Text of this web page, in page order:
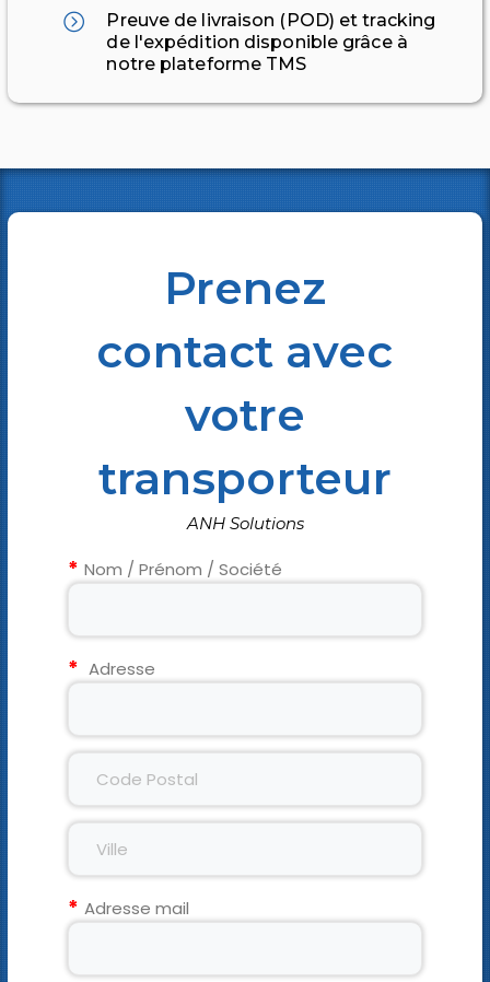
Preuve de livraison (POD) et tracking
de l'expédition disponible grâce à
notre plateforme TMS
Prenez
contact avec
votre
transporteur
ANH Solutions
Nom / Prénom / Société
Adresse
Adresse mail